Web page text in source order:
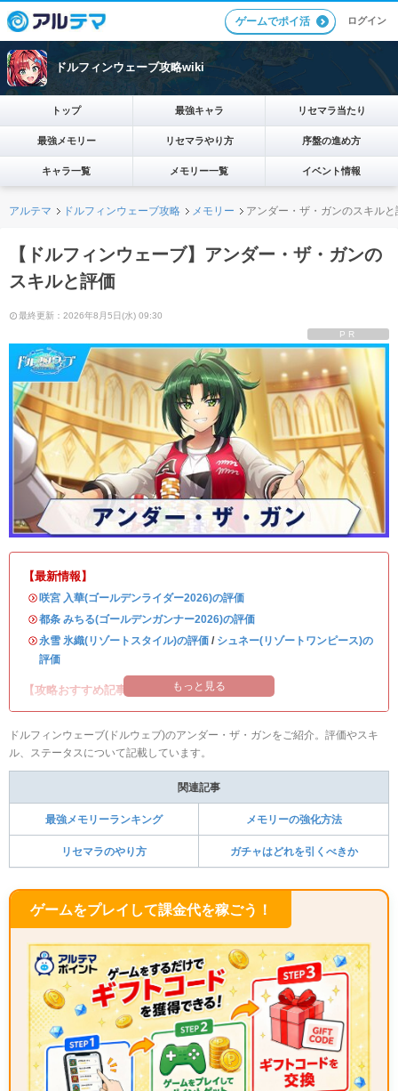
ゲームでポイ活 ログイン
ドルフィンウェーブ攻略wiki
トップ 最強キャラ リセマラ当たり
最強メモリー リセマラやり方 序盤の進め方
キャラ一覧 メモリー一覧 イベント情報
アルテマ ドルフィンウェーブ攻略 メモリー アンダー・ザ・ガンのスキルと
【ドルフィンウェーブ】アンダー・ザ・ガンの
スキルと評価
最終更新：2026年8月5日(水) 09:30
PR
【最新情報】
・咲宮 入華(ゴールデンライダー2026)の評価
・都条 みちる(ゴールデンガンナー2026)の評価
・永雪 氷織(リゾートスタイル)の評価 / シュネー(リゾートワンピース)の
評価
【攻略おすすめ記事】 もっと見る
ドルフィンウェーブ(ドルウェブ)のアンダー・ザ・ガンをご紹介。評価やスキ
ル、ステータスについて記載しています。
関連記事
最強メモリーランキング メモリーの強化方法
リセマラのやり方 ガチャはどれを引くべきか
ゲームをプレイして課金代を稼ごう！